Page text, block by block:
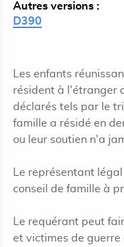
Autres versions :
D390
Les enfants
résident à l'étranger
déclarés tels par le
famille a résidé en
ou leur soutien n'a
Le représentant
conseil de famille à
Le requérant peut
et victimes de